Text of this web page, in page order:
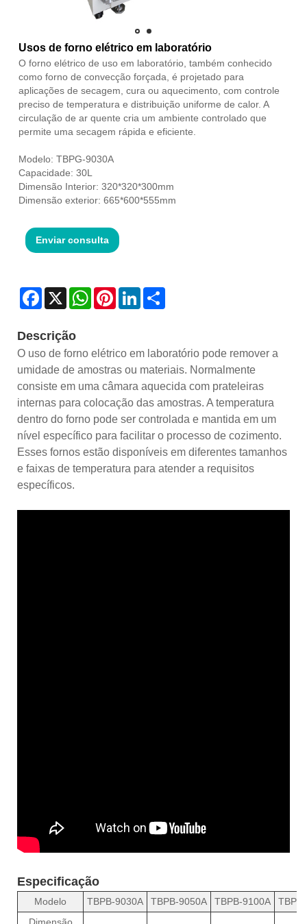
Usos de forno elétrico em laboratório
O forno elétrico de uso em laboratório, também conhecido
como forno de convecção forçada, é projetado para
aplicações de secagem, cura ou aquecimento, com controle
preciso de temperatura e distribuição uniforme de calor. A
circulação de ar quente cria um ambiente controlado que
permite uma secagem rápida e eficiente.
Modelo: TBPG-9030A
Capacidade: 30L
Dimensão Interior: 320*320*300mm
Dimensão exterior: 665*600*555mm
Enviar consulta
Facebook
X WhatsAppPinterestLinkedIn
Descrição
O uso de forno elétrico em laboratório pode remover a
umidade de amostras ou materiais. Normalmente
consiste em uma câmara aquecida com prateleiras
internas para colocação das amostras. A temperatura
dentro do forno pode ser controlada e mantida em um
nível específico para facilitar o processo de cozimento.
Esses fornos estão disponíveis em diferentes tamanhos
e faixas de temperatura para atender a requisitos
específicos.
Especificação
Modelo TBPB-9030A TBPB-9050A TBPB-9100A